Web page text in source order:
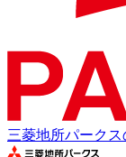
三菱地所パーク